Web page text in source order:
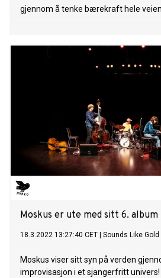
gjennom å tenke bærekraft hele
Moskus er ute med sitt 6.
18.3.2022 13:27:40 CET Sounds Like Gold
Moskus viser sitt syn på verden
improvisasjon i et sjangerfritt